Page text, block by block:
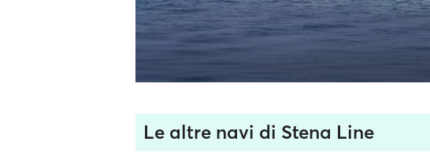
Le altre navi di Stena Line